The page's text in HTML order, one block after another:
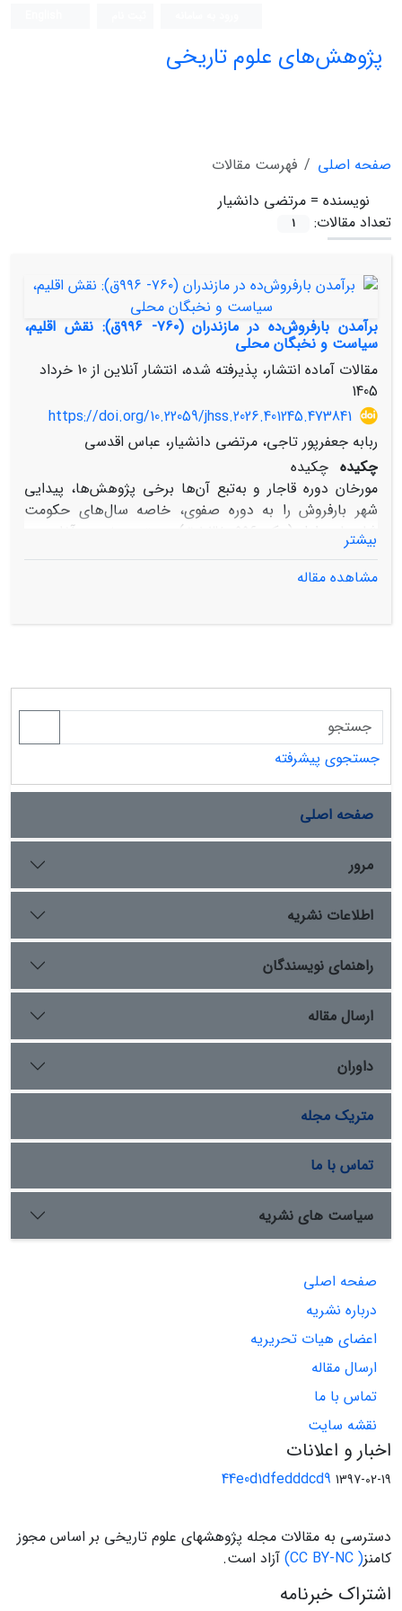
پژوهش‌های علوم تاریخی
صفحه اصلی
فهرست مقالات
نویسنده = مرتضی دانشیار
تعداد مقالات:
1
برآمدن بارفروش‌ده در مازندران (۷۶۰- ۹۹۶ق): نقش اقلیم،
سیاست و نخبگان محلی
مقالات آماده انتشار، پذیرفته شده، انتشار آنلاین از
10 خرداد
1405
https://doi.org/10.22059/jhss.2026.401245.473841
ربابه جعفرپور تاجی، مرتضی دانشیار، عباس اقدسی
چکیده چکیده
مورخان دوره قاجار و به‌تبع آن‌ها برخی پژوهش‌ها، پیدایی
شهر بارفروش را به دوره صفوی، خاصه سال‌های حکومت
شاه‌عباس اول (حک: ۹۹۶–۱۰۳۸ ق) و حتی برخی به آغاز دوره
قاجاریه- سال‌های حکومت فتحعلی‌شاه (حک: ۱۲۱۱–۱۲۵۰ ق)-
نسبت داده‌اند. با این حال، منابع کهن‌تر نشان می‌دهند که
بارفروش‌ده را به کانون نوظهور قدرت در مازندران تبدیل کرد.
این پژوهش، با اتکا به منابع اولیه و با رویکرد توصیفی-
تحلیلی، به بررسی علل و روند توسعه بارفروش‌ده در بستر
تحولات دوره مرعشیان تا پیش از حکومت شاه عباس اول
(۹۹۶-۱۰۳۸ق) اختصاص دارد. یافته‌ها نشان می‌دهد که
بارفروش‌ده پیش از دوره شاه عباس، جایگاه شهری یافته بود.
ظرفیت‌ جغرافیایی (موقعیت ارتباطی، منابع آبی و زمین‌های
حاصلخیز) که شرایط لازم برای رشد بارفروش‌ده را فراهم آورده
بود، همراه با سیاست تمرکززدای حکومت مرعشیان، وکنش
نخبگان محلی، مهمترین عوامل توسعه‌ این شهر بوده است.
این عوامل بارفروش‌ده را تا نیمه سده دهم به شهری با اهمیت
سیاسی و اقتصادی و حتی مرکزیت چندگاهی مازندران، مبدل
کرد. بدین ترتیب، این تحقیق گمانه پیدایی شهر بارفروش‌ده/
بارفروش در دوره صفوی یا قاجار را نیز، به چالش می‌کشد.
بیشتر
مشاهده مقاله
جستجوی پیشرفته
صفحه اصلی
مرور
اطلاعات نشریه
راهنمای نویسندگان
ارسال مقاله
داوران
متریک مجله
تماس با ما
سیاست های نشریه
صفحه اصلی
درباره نشریه
اعضای هیات تحریریه
ارسال مقاله
تماس با ما
نقشه سایت
اخبار و اعلانات
44e0d1dfedddcd9 1397-02-19
دسترسی به مقالات مجله پژوهشهای علوم تاریخی بر اساس مجوز
کامنز( CC BY-NC) آزاد است.
اشتراک خبرنامه